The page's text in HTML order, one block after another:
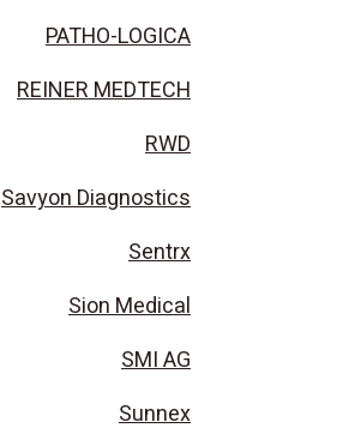
PATHO-LOGICA
REINER MEDTECH
RWD
Savyon Diagnostics
Sentrx
Sion Medical
SMI AG
Sunnex